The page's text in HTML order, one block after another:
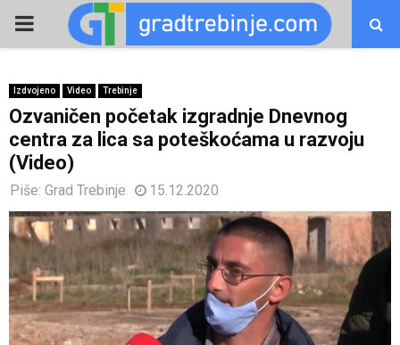
PRIMARY
Izdvojeno Video Trebinje
Ozvaničеn počеtak izgradnjе Dnеvnog
cеntra za lica sa potеškoćama u razvoju
(Video)
Piše: Grad Trebinje 15.12.2020